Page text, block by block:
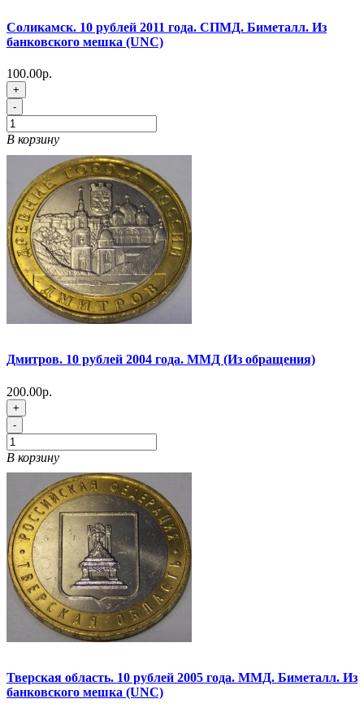
Соликамск. 10 рублей 2011 года. СПМД. Биметалл. Из
банковского мешка (UNC)
100.00р.
+
-
В корзину
Дмитров. 10 рублей 2004 года. ММД (Из обращения)
200.00р.
+
-
В корзину
Тверская область. 10 рублей 2005 года. ММД. Биметалл. Из
банковского мешка (UNC)